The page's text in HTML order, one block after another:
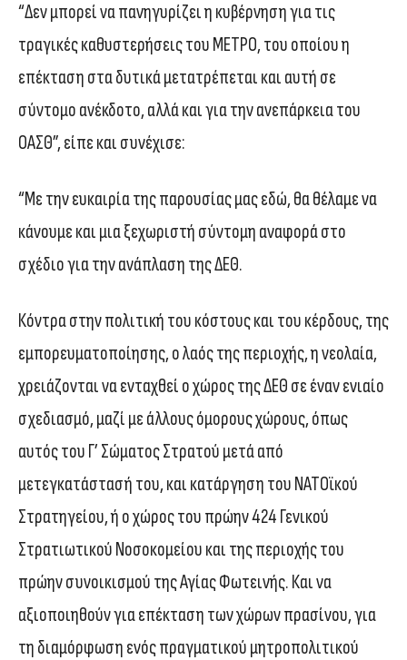
“Δεν μπορεί να πανηγυρίζει η κυβέρνηση για τις
τραγικές καθυστερήσεις του ΜΕΤΡΟ, του οποίου η
επέκταση στα δυτικά μετατρέπεται και αυτή σε
σύντομο ανέκδοτο, αλλά και για την ανεπάρκεια του
ΟΑΣΘ”, είπε και συνέχισε:
“Με την ευκαιρία της παρουσίας μας εδώ, θα θέλαμε να
κάνουμε και μια ξεχωριστή σύντομη αναφορά στο
σχέδιο για την ανάπλαση της ΔΕΘ.
Κόντρα στην πολιτική του κόστους και του κέρδους, της
εμπορευματοποίησης, ο λαός της περιοχής, η νεολαία,
χρειάζονται να ενταχθεί ο χώρος της ΔΕΘ σε έναν ενιαίο
σχεδιασμό, μαζί με άλλους όμορους χώρους, όπως
αυτός του Γ’ Σώματος Στρατού μετά από
μετεγκατάστασή του, και κατάργηση του ΝΑΤΟϊκού
Στρατηγείου, ή ο χώρος του πρώην 424 Γενικού
Στρατιωτικού Νοσοκομείου και της περιοχής του
πρώην συνοικισμού της Αγίας Φωτεινής. Και να
αξιοποιηθούν για επέκταση των χώρων πρασίνου, για
τη διαμόρφωση ενός πραγματικού μητροπολιτικού